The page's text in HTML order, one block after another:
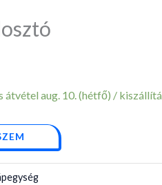
aug. 10. (hétfő) /